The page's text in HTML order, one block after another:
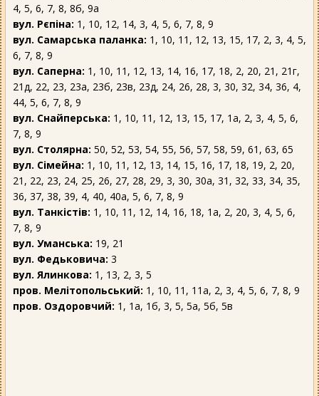
4, 5, 6, 7, 8, 8б, 9а
вул. Рєпіна: 1, 10, 12, 14, 3, 4, 5, 6, 7, 8, 9
вул. Самарська паланка: 1, 10, 11, 12, 13, 15, 17, 2, 3, 4, 5,
6, 7, 8, 9
вул. Саперна: 1, 10, 11, 12, 13, 14, 16, 17, 18, 2, 20, 21, 21г,
21д, 22, 23, 23а, 23б, 23в, 23д, 24, 26, 28, 3, 30, 32, 34, 36, 4,
44, 5, 6, 7, 8, 9
вул. Снайперська: 1, 10, 11, 12, 13, 15, 17, 1а, 2, 3, 4, 5, 6,
7, 8, 9
вул. Столярна: 50, 52, 53, 54, 55, 56, 57, 58, 59, 61, 63, 65
вул. Сімейна: 1, 10, 11, 12, 13, 14, 15, 16, 17, 18, 19, 2, 20,
21, 22, 23, 24, 25, 26, 27, 28, 29, 3, 30, 30а, 31, 32, 33, 34, 35,
36, 37, 38, 39, 4, 40, 40а, 5, 6, 7, 8, 9
вул. Танкістів: 1, 10, 11, 12, 14, 16, 18, 1а, 2, 20, 3, 4, 5, 6,
7, 8, 9
вул. Уманська: 19, 21
вул. Федьковича: 3
вул. Ялинкова: 1, 13, 2, 3, 5
пров. Мелітопольський: 1, 10, 11, 11а, 2, 3, 4, 5, 6, 7, 8, 9
пров. Оздоровчий: 1, 1а, 1б, 3, 5, 5а, 5б, 5в